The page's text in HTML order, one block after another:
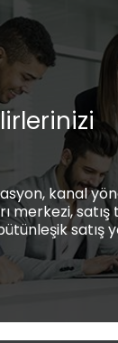
kanal
merkezi, satış
satış